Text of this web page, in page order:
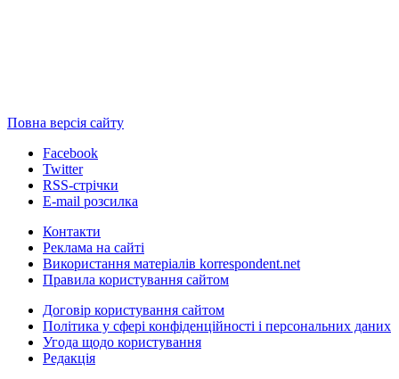
Повна версія сайту
Facebook
Twitter
RSS-стрічки
E-mail розсилка
Контакти
Реклама на сайті
Використання матеріалів korrespondent.net
Правила користування сайтом
Договір користування сайтом
Політика у сфері конфіденційності і персональних даних
Угода щодо користування
Редакція